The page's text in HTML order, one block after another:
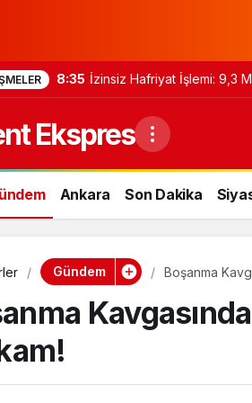
8:35 İzinsiz Hafriyat İşlemi: 9,3
Ekspres
Ankara Son Dakika
Gündem Boşanma